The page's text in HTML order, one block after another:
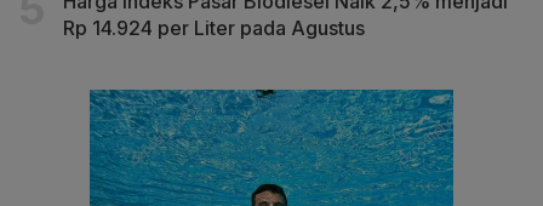
Rp 14.924 per Liter pada Agustus